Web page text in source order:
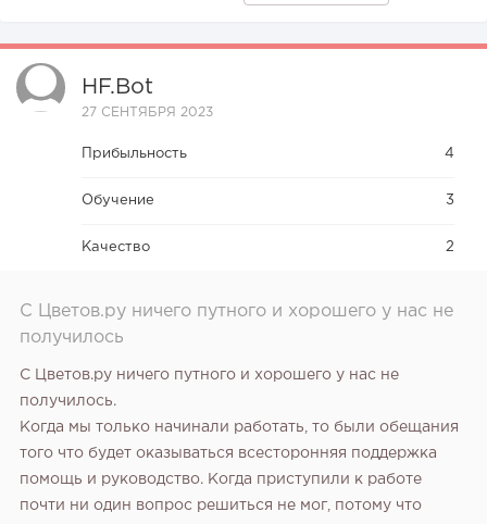
HF.bot
27 СЕНТЯБРЯ 2023
Прибыльность 4
Обучение 3
Качество 2
С Цветов.ру ничего путного и хорошего у нас не
получилось
С Цветов.ру ничего путного и хорошего у нас не
получилось.
Когда мы только начинали работать, то были обещания
того что будет оказываться всесторонняя поддержка
помощь и руководство. Когда приступили к работе
почти ни один вопрос решиться не мог, потому что